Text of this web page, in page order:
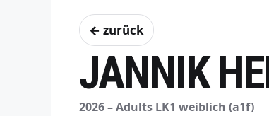
← zurück
JANNIK
2026 – Adults LK1 weiblich (a1f)